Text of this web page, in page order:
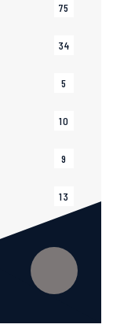
75
34
5
10
9
13